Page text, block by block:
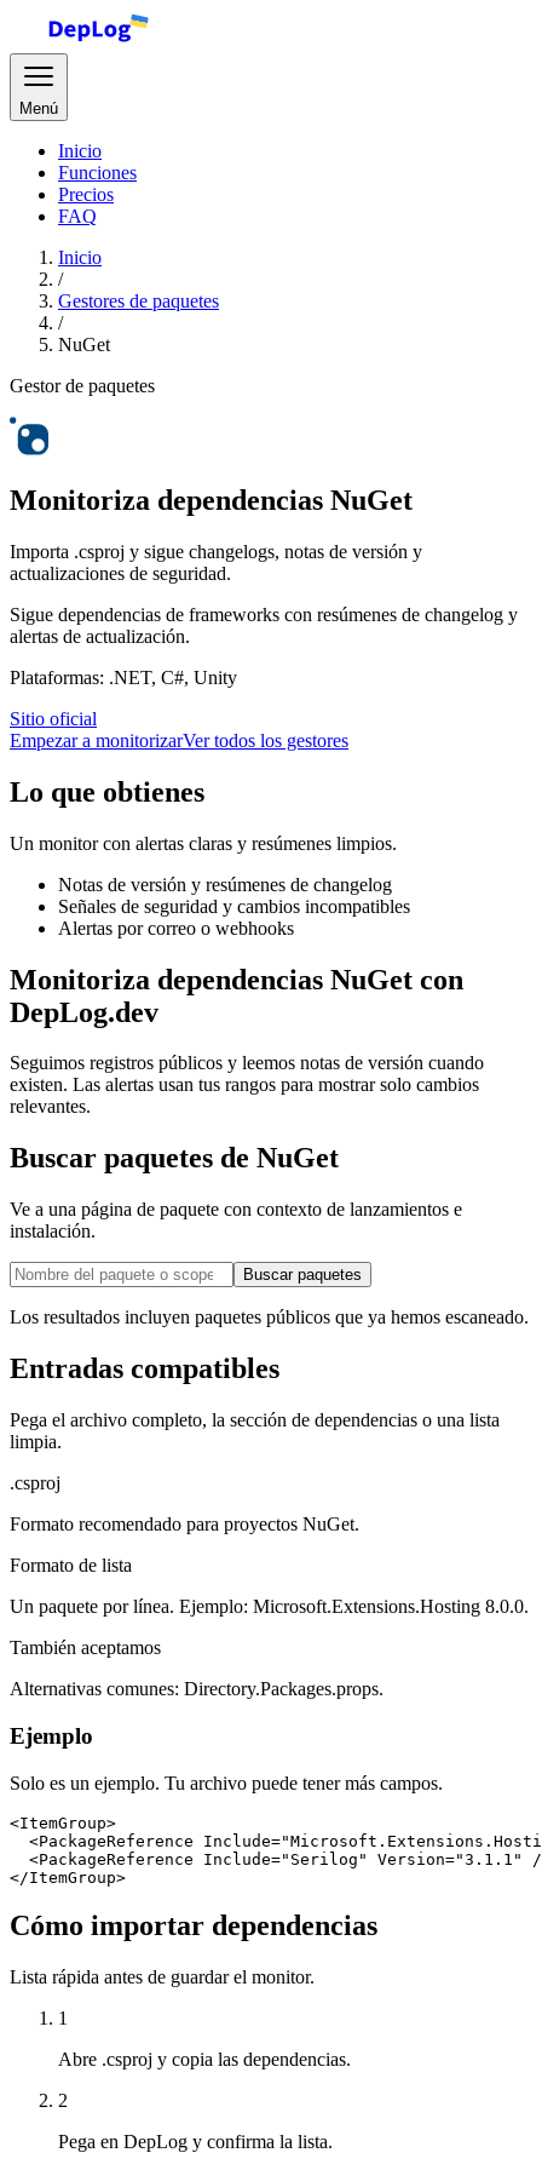
Menú
Inicio
Funciones
Precios
FAQ
Inicio
/
Gestores de paquetes
/
NuGet
Gestor de paquetes
Monitoriza dependencias NuGet
Importa .csproj y sigue changelogs, notas de versión y
actualizaciones de seguridad.
Sigue dependencias de frameworks con resúmenes de changelog y
alertas de actualización.
Plataformas: .NET, C#, Unity
Sitio oficial
Empezar a monitorizarVer todos los gestores
Lo que obtienes
Un monitor con alertas claras y resúmenes limpios.
Notas de versión y resúmenes de changelog
Señales de seguridad y cambios incompatibles
Alertas por correo o webhooks
Monitoriza dependencias NuGet con
DepLog.dev
Seguimos registros públicos y leemos notas de versión cuando
existen. Las alertas usan tus rangos para mostrar solo cambios
relevantes.
Buscar paquetes de NuGet
Ve a una página de paquete con contexto de lanzamientos e
instalación.
Buscar paquetes
Los resultados incluyen paquetes públicos que ya hemos escaneado.
Entradas compatibles
Pega el archivo completo, la sección de dependencias o una lista
limpia.
.csproj
Formato recomendado para proyectos NuGet.
Formato de lista
Un paquete por línea. Ejemplo: Microsoft.Extensions.Hosting 8.0.0.
También aceptamos
Alternativas comunes: Directory.Packages.props.
Ejemplo
Solo es un ejemplo. Tu archivo puede tener más campos.
<ItemGroup>
<PackageReference
<PackageReference Include="Serilog" Version="3.1.1"
</ItemGroup>
Cómo importar dependencias
Lista rápida antes de guardar el monitor.
1
Abre .csproj y copia las dependencias.
2
Pega en DepLog y confirma la lista.